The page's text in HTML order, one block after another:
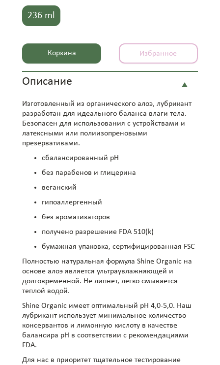
236 ml
Корзина Избранное
Описание
Изготовленный из органического алоэ, лубрикант
разработан для идеального баланса влаги тела.
Безопасен для использования с устройствами и
латексными или полиизопреновыми
презервативами.
сбалансированный pH
без парабенов и глицерина
веганский
гипоаллергенный
без ароматизаторов
получено разрешение FDA 510(k)
бумажная упаковка, сертифицированная FSC
Полностью натуральная формула Shine Organic на
основе алоэ является ультраувлажняющей и
долговременной. Не липнет, легко смывается
теплой водой.
Shine Organic имеет оптимальный рН 4,0-5,0. Наш
лубрикант использует минимальное количество
консервантов и лимонную кислоту в качестве
балансира рН в соответствии с рекомендациями
FDA.
Для нас в приоритет тщательное тестирование